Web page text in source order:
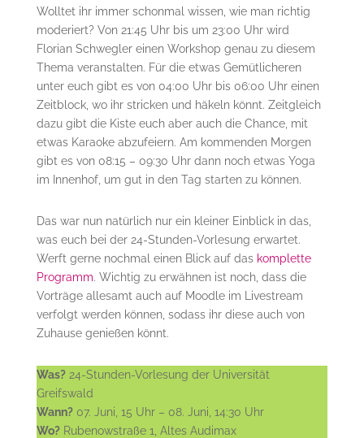
Wolltet ihr immer schonmal wissen, wie man richtig
moderiert? Von 21:45 Uhr bis um 23:00 Uhr wird
Florian Schwegler einen Workshop genau zu diesem
Thema veranstalten. Für die etwas Gemütlicheren
unter euch gibt es von 04:00 Uhr bis 06:00 Uhr einen
Zeitblock, wo ihr stricken und häkeln könnt. Zeitgleich
dazu gibt die Kiste euch aber auch die Chance, mit
etwas Karaoke abzufeiern. Am kommenden Morgen
gibt es von 08:15 – 09:30 Uhr dann noch etwas Yoga
im Innenhof, um gut in den Tag starten zu können.
Das war nun natürlich nur ein kleiner Einblick in das,
was euch bei der 24-Stunden-Vorlesung erwartet.
Werft gerne nochmal einen Blick auf das komplette
Programm. Wichtig zu erwähnen ist noch, dass die
Vorträge allesamt auch auf Moodle im Livestream
verfolgt werden können, sodass ihr diese auch von
Zuhause genießen könnt.
Was?24-Stunden-Vorlesung der Universität
Greifswald
Wann?07. Juni, 15 Uhr – 08. Juni, 14:30 Uhr
Wo?Rubenowstraße 1, Altes Audimax